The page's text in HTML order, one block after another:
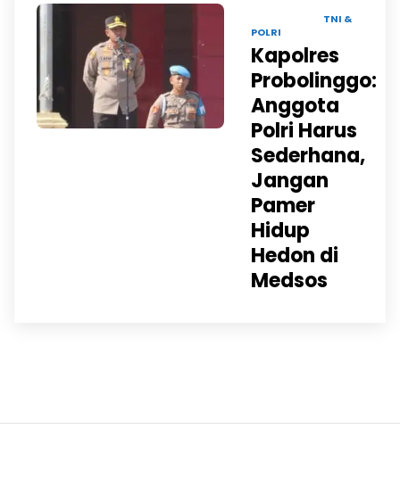
TNI &
POLRI
Kapolres
Probolinggo:
Anggota
Polri Harus
Sederhana,
Jangan
Pamer
Hidup
Hedon di
Medsos